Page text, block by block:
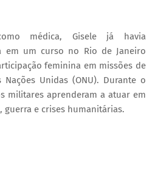
médica, Gisele já havia
em um curso no Rio de Janeiro
feminina em missões de
Unidas (ONU). Durante o
militares aprenderam a atuar em
guerra e crises humanitárias.